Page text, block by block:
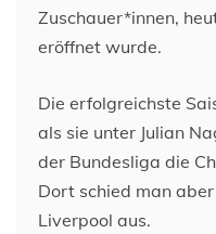
Zuschauer*innen,
eröffnet wurde.
Die erfolgreichste
als sie unter Julian
der Bundesliga die
Dort schied man
Liverpool aus.